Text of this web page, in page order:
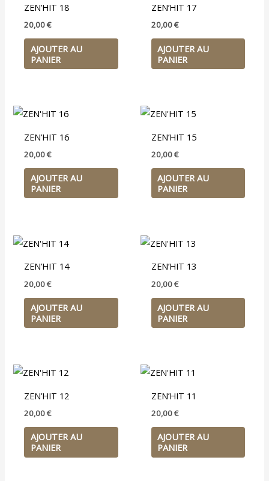
ZEN’HIT 18
20,00€
AJOUTER AU
PANIER
ZEN’HIT 17
20,00€
AJOUTER AU
PANIER
ZEN’HIT 16
20,00€
AJOUTER AU
PANIER
ZEN’HIT 15
20,00€
AJOUTER AU
PANIER
ZEN’HIT 14
20,00€
AJOUTER AU
PANIER
ZEN’HIT 13
20,00€
AJOUTER AU
PANIER
ZEN’HIT 12
20,00€
AJOUTER AU
PANIER
ZEN’HIT 11
20,00€
AJOUTER AU
PANIER